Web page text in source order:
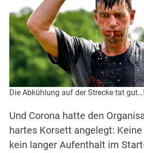
Die Abkühlung auf der Strecke tat gut…!
Und Corona hatte den
hartes Korsett angelegt: Keine
kein langer Aufenthalt im